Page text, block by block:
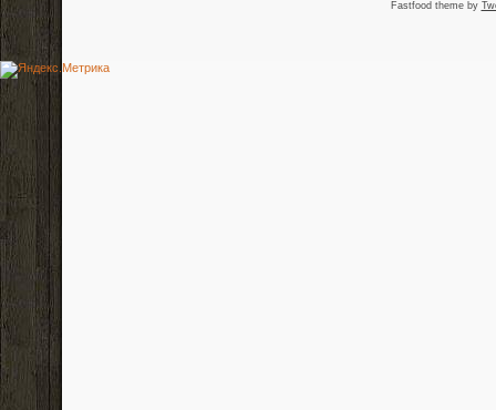
Fastfood theme by